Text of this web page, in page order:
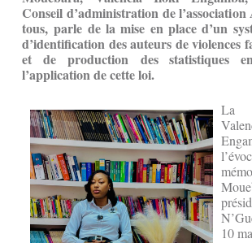
Conseil d’administration de
tous,parle de la mise en place d’un
d’identification des auteurs de violences
et de production des statistiques
l’application de cette loi.
La
10